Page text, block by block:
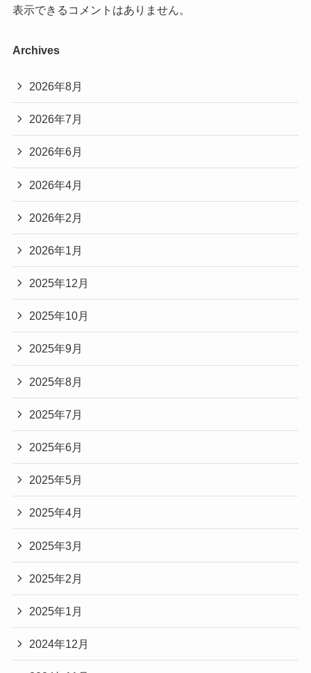
表示できるコメントはありません。
Archives
2026年8月
2026年7月
2026年6月
2026年4月
2026年2月
2026年1月
2025年12月
2025年10月
2025年9月
2025年8月
2025年7月
2025年6月
2025年5月
2025年4月
2025年3月
2025年2月
2025年1月
2024年12月